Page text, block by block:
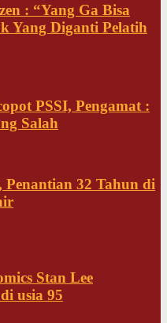
: “Yang Ga Bisa
Yang Diganti Pelatih
PSSI, Pengamat :
Salah
Penantian 32 Tahun di
Stan Lee
usia 95